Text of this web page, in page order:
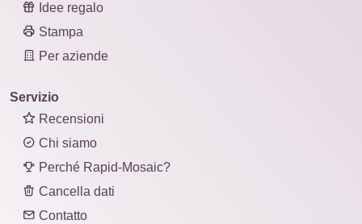
Idee regalo
Stampa
Per aziende
Servizio
Recensioni
Chi siamo
Perché Rapid-Mosaic?
Cancella dati
Contatto